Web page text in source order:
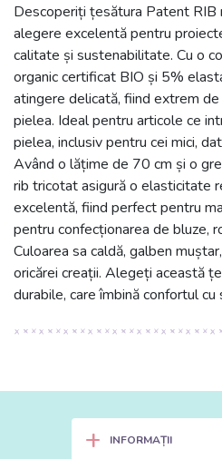
Descoperiți țesătura Patent RIB
alegere excelentă pentru
calitate și sustenabilitate. Cu o
organic certificat BIO și 5%
atingere delicată, fiind extrem
pielea. Ideal pentru articole ce
pielea, inclusiv pentru cei mici,
Având o lățime de 70 cm și o
rib tricotat asigură o elasticitate
excelentă, fiind perfect pentru
pentru confecționarea de bluze,
Culoarea sa caldă, galben
oricărei creații. Alegeți această
durabile, care îmbină confortul cu
+ INFORMAȚII